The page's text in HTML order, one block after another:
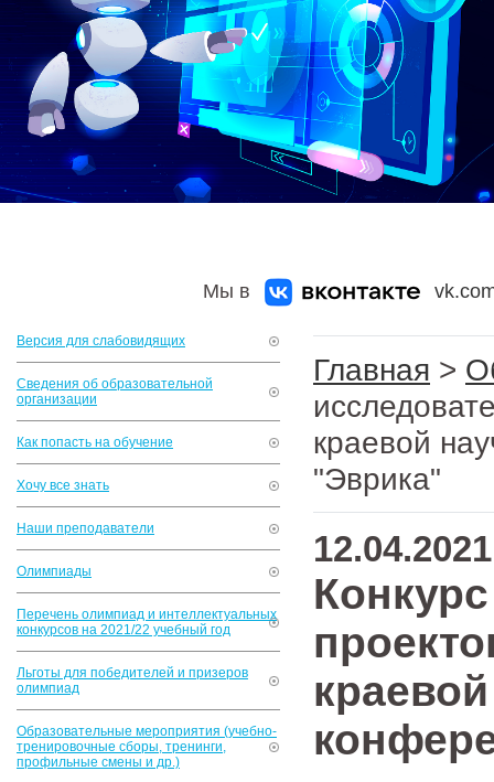
Мы в
Версия для слабовидящих
Сведения об образовательной
организации
Как попасть на обучение
Хочу все знать
Наши преподаватели
Олимпиады
Перечень олимпиад и интеллектуальных
конкурсов на 2021/22 учебный год
Льготы для победителей и призеров
олимпиад
Образовательные мероприятия (учебно-
тренировочные сборы, тренинги,
профильные смены и др.)
Главная >
краевой
"Эврика"
12.04.2021